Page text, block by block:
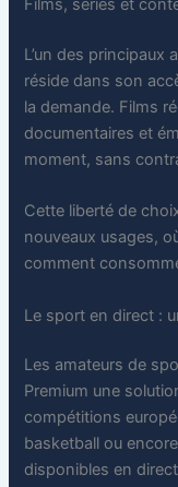
Films, séries et
L’un des principaux
réside dans son
la demande. Films
documentaires et
moment, sans
Cette liberté de
nouveaux usages,
comment
Le sport en direct :
Les amateurs de
Premium une
compétitions
basketball ou
disponibles en